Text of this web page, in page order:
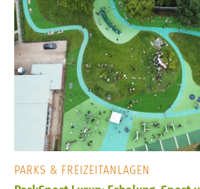
PARKS & FREIZEITANLAGEN